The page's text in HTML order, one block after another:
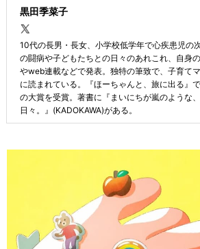
黒田季菜子
10代の長男・長女、小学校低学年で心疾患児の
の闘病や子どもたちとの日々のあれこれ、自身
やweb連載などで発表。独特の筆致で、子育て
に読まれている。『ほーちゃんと、旅に出る』
の大賞を受賞。著書に『まいにちが嵐のような
日々。』(KADOKAWA)がある。